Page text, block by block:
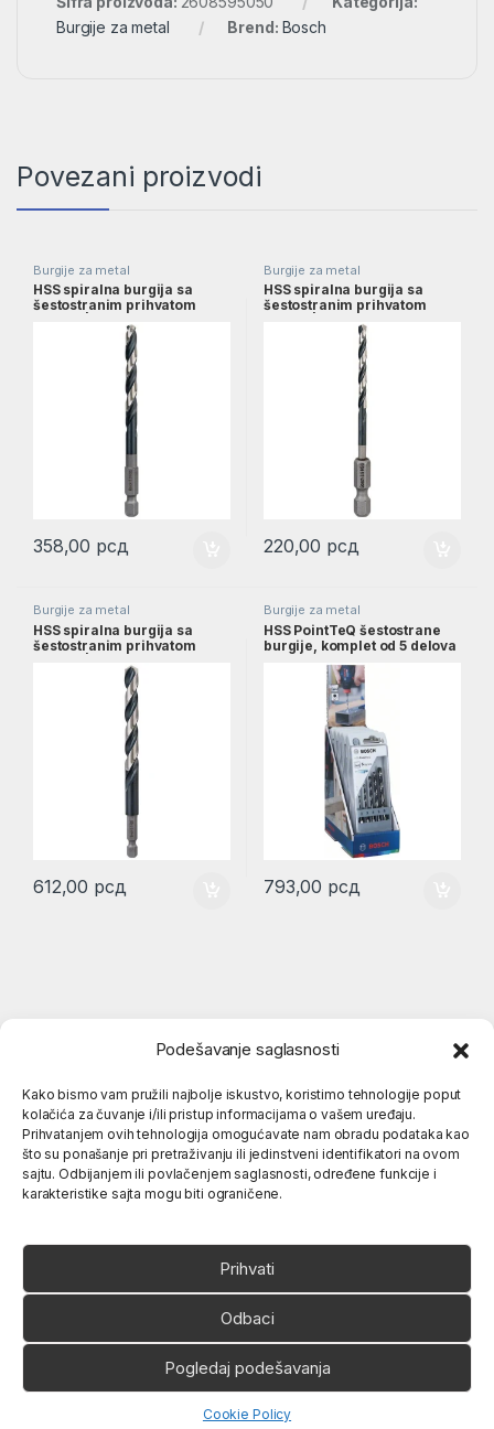
Podešavanje saglasnosti
Kako bismo vam pružili najbolje iskustvo, koristimo tehnologije poput
kolačića za čuvanje i/ili pristup informacijama o vašem uređaju.
Prihvatanjem ovih tehnologija omogućavate nam obradu podataka kao
što su ponašanje pri pretraživanju ili jedinstveni identifikatori na ovom
sajtu. Odbijanjem ili povlačenjem saglasnosti, određene funkcije i
karakteristike sajta mogu biti ograničene.
Prihvati
Odbaci
Pogledaj podešavanja
Cookie Policy
Burgije za metal
Brend: Bosch
Povezani proizvodi
Burgije za metal
HSS spiralna burgija sa
šestostranim prihvatom
6,0mm | 2608577058
358,00 рсд
Burgije za metal
HSS spiralna burgija sa
šestostranim prihvatom
3,5mm | 2608577051
220,00 рсд
Burgije za metal
HSS spiralna burgija sa
šestostranim prihvatom
9,0mm | 2608577062
612,00 рсд
Burgije za metal
HSS PointTeQ šestostrane
burgije, komplet od 5 delova
na stalku za izlaganje, 2–6
mm | 2607002825
793,00 рсд
Popularne kategorije
O nama
Ukoliko imate neko pitanje,
slobodno nas pozovite
066 80 81 263